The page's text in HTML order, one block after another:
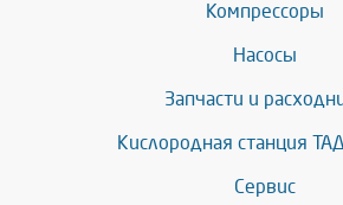
Компрессоры
Насосы
Запчасти и
Кислородная станция
Сервис